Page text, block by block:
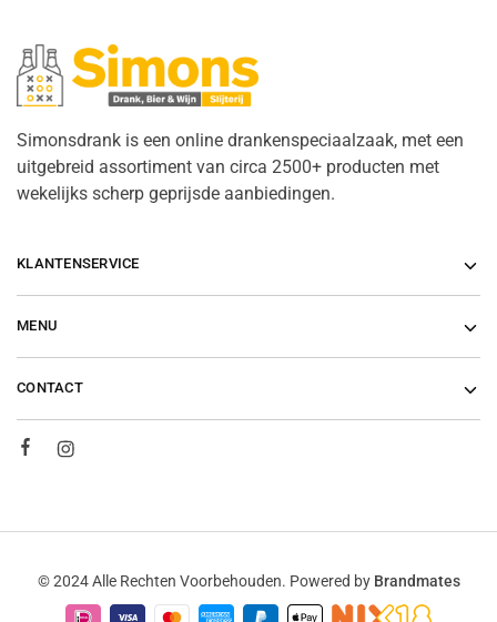
Simonsdrank is een online drankenspeciaalzaak, met een
uitgebreid assortiment van circa 2500+ producten met
wekelijks scherp geprijsde aanbiedingen.
KLANTENSERVICE
MENU
CONTACT
© 2024 Alle Rechten Voorbehouden. Powered by Brandmates